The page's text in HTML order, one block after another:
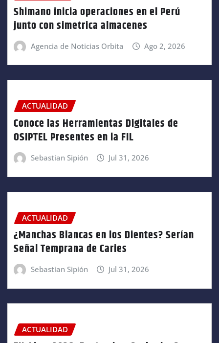
Shimano inicia operaciones en el Perú
junto con simetrica almacenes
Agencia de Noticias Orbita Ago 2, 2026
ACTUALIDAD
Conoce las Herramientas Digitales de
OSIPTEL Presentes en la FIL
Sebastian Sipión Jul 31, 2026
ACTUALIDAD
¿Manchas Blancas en los Dientes? Serían
Señal Temprana de Caries
Sebastian Sipión Jul 31, 2026
ACTUALIDAD